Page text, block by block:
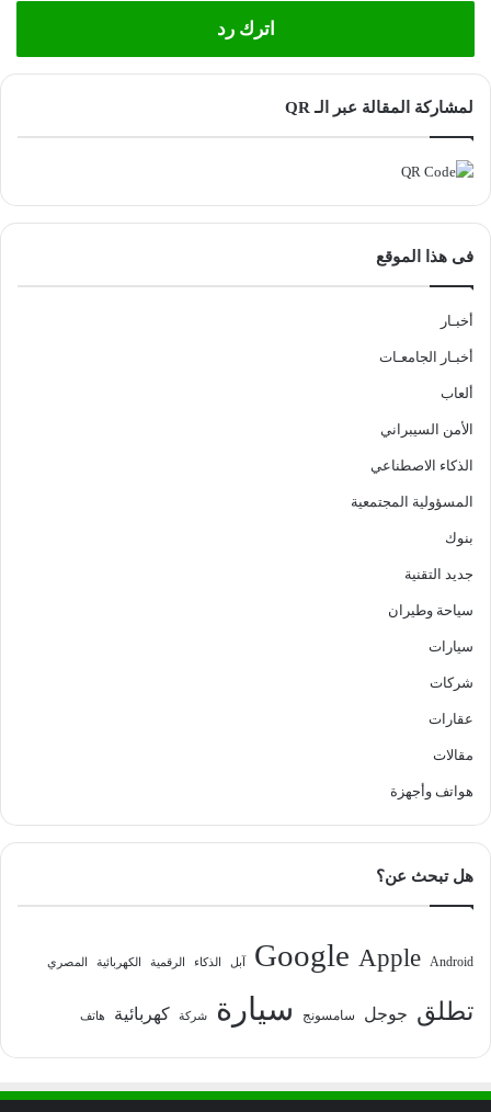
اترك رد
لمشاركة المقالة عبر الـ QR
فى هذا الموقع
أخبـار
أخبـار الجامعـات
ألعاب
الأمن السيبراني
الذكاء الاصطناعي
المسؤولية المجتمعية
بنوك
جديد التقنية
سياحة وطيران
سيارات
شركات
عقارات
مقالات
هواتف وأجهزة
هل تبحث عن؟
Android
Apple
Google آبل الذكاء الرقمية الكهربائية المصري
تطلق جوجل سامسونج سيارة شركة كهربائية هاتف